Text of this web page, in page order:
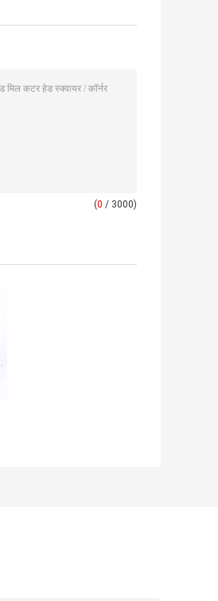
(0 / 3000)